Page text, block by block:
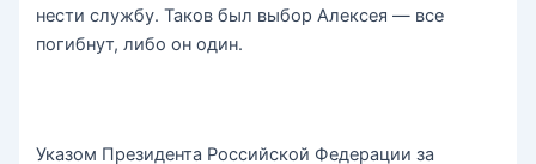
нести службу. Таков был выбор Алексея — все
погибнут, либо он один.
Указом Президента Российской Федерации за